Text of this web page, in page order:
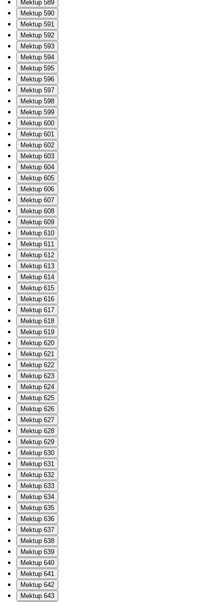
Mektup 589
Mektup 590
Mektup 591
Mektup 592
Mektup 593
Mektup 594
Mektup 595
Mektup 596
Mektup 597
Mektup 598
Mektup 599
Mektup 600
Mektup 601
Mektup 602
Mektup 603
Mektup 604
Mektup 605
Mektup 606
Mektup 607
Mektup 608
Mektup 609
Mektup 610
Mektup 611
Mektup 612
Mektup 613
Mektup 614
Mektup 615
Mektup 616
Mektup 617
Mektup 618
Mektup 619
Mektup 620
Mektup 621
Mektup 622
Mektup 623
Mektup 624
Mektup 625
Mektup 626
Mektup 627
Mektup 628
Mektup 629
Mektup 630
Mektup 631
Mektup 632
Mektup 633
Mektup 634
Mektup 635
Mektup 636
Mektup 637
Mektup 638
Mektup 639
Mektup 640
Mektup 641
Mektup 642
Mektup 643